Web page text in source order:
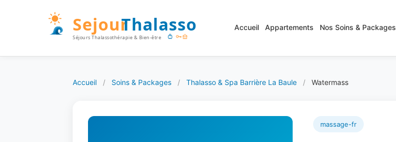
Accueil Appartements Nos Soins & Packages
Accueil / Soins & Packages / Thalasso & Spa Barrière La Baule / Watermass
massage-fr